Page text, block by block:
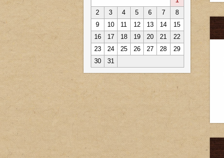
2
3 4 5 6 7
8
9
10 11 12 13 14
15
16
17 18 19 20 21
22
23
24 25 26 27 28
29
30
31